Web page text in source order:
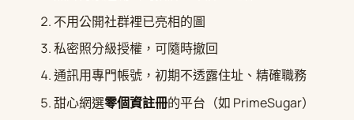
不用公開社群裡已亮相的圖
私密照分級授權，可隨時撤回
通訊用專門帳號，初期不透露住址、精確職務
甜心網選零個資註冊的平台（如 PrimeSugar）